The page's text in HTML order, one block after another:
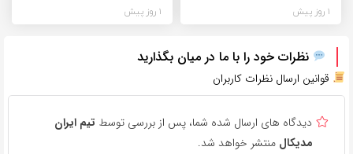
1 روز پیش 1 روز پیش
نظرات خود را با ما در میان بگذارید
قوانین ارسال نظرات کاربران
دیدگاه های ارسال شده شما، پس از بررسی توسط تیم ایران
مدیکال منتشر خواهد شد.